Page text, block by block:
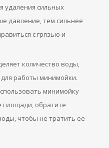
удаления сильных
давление, тем сильнее
с грязью и
количество воды,
работы минимойки.
минимойку
площади, обратите
чтобы не тратить ее